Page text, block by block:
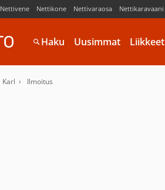
Nettivene Nettikone Nettivaraosa Nettikaravaani
Haku Uusimmat Liikkeet
Karl Ilmoitus